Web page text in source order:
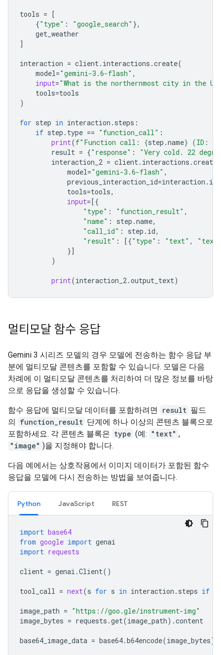
tools =
[
{"type" : "google_search" },
get_weather
]
interaction = client. interactions .create(
model="gemini-3.6-flash" ,
input="What is the northernmost city in the
tools=tools
)
for step in interaction . steps :
if step . type == "function_call" :
print(f"Function call: {step .name} (ID:
result = {"response" :
"Very cold. 22
interaction_2 = client. interactions .create
model="gemini-3.6-flash" ,
previous_interaction_id=interaction . id
tools=tools,
input= [{
"type" : "function_result" ,
"name" : step .name,
"call_id" : step . id,
"result" : [{"type" : "text" ,
}]
)
print(interaction_2.output_text)
멀티모달 함수 응답
Gemini 3 시리즈 모델의 경우 모델에 전송하는 함수 응답 부
분에 멀티모달 콘텐츠를 포함할 수 있습니다. 모델은 다음
차례에 이 멀티모달 콘텐츠를 처리하여 더 많은 정보를 바탕
으로 응답을 생성할 수 있습니다.
함수 응답에 멀티모달 데이터를 포함하려면 result 필드
의
function_result 단계에 하나 이상의 콘텐츠 블록으로
포함하세요. 각 콘텐츠 블록은 type (예: "text" ,
"image" )을 지정해야 합니다.
다음 예에서는 상호작용에서 이미지 데이터가 포함된 함수
응답을 모델에 다시 전송하는 방법을 보여줍니다.
Python JavaScript REST
import base64
from google import genai
import requests
client = genai .Client()
tool_call = next(s for s in interaction . steps if
image_path = "https://goo.gle/instrument-img"
image_bytes = requests .get(image_path) .content
base64_image_data = base64.b64encode(image_bytes)